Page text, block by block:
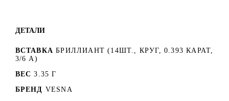
ДЕТАЛИ
ВСТАВКА БРИЛЛИАНТ (14ШТ., КРУГ, 0.393 КАРАТ,
3/6 А)
ВЕС 3.35 Г
БРЕНД VESNA